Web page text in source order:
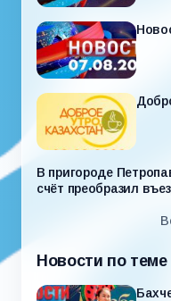
В пригороде
счёт преобразил
Новости по теме